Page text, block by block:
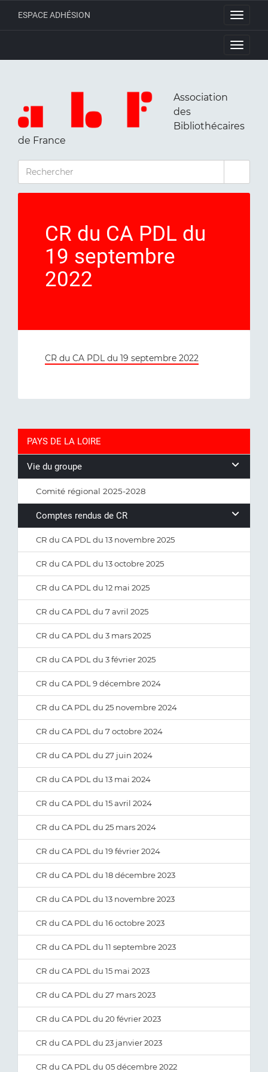
Toggle
ESPACE ADHÉSION
Toggle
Association
des
Bibliothécaires
de France
RECHERCHER
CR du CA PDL du
19 septembre
2022
CR du CA PDL du 19 septembre 2022
PAYS DE LA LOIRE
Vie du groupe
Comité régional 2025-2028
Comptes rendus de CR
CR du CA PDL du 13 novembre 2025
CR du CA PDL du 13 octobre 2025
CR du CA PDL du 12 mai 2025
CR du CA PDL du 7 avril 2025
CR du CA PDL du 3 mars 2025
CR du CA PDL du 3 février 2025
CR du CA PDL 9 décembre 2024
CR du CA PDL du 25 novembre 2024
CR du CA PDL du 7 octobre 2024
CR du CA PDL du 27 juin 2024
CR du CA PDL du 13 mai 2024
CR du CA PDL du 15 avril 2024
CR du CA PDL du 25 mars 2024
CR du CA PDL du 19 février 2024
CR du CA PDL du 18 décembre 2023
CR du CA PDL du 13 novembre 2023
CR du CA PDL du 16 octobre 2023
CR du CA PDL du 11 septembre 2023
CR du CA PDL du 15 mai 2023
CR du CA PDL du 27 mars 2023
CR du CA PDL du 20 février 2023
CR du CA PDL du 23 janvier 2023
CR du CA PDL du 05 décembre 2022